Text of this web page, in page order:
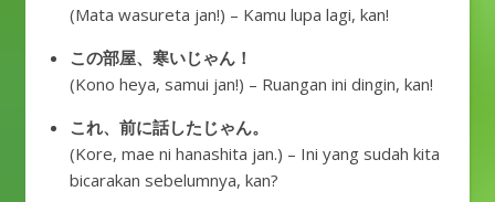
(Mata wasureta jan!) – Kamu lupa lagi, kan!
この部屋、寒いじゃん！
(Kono heya, samui jan!) – Ruangan ini dingin, kan!
これ、前に話したじゃん。
(Kore, mae ni hanashita jan.) – Ini yang sudah kita
bicarakan sebelumnya, kan?